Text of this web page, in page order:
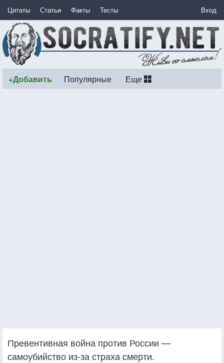
Цитаты Статьи Факты Тесты Вход
+Добавить Популярные Еще
Превентивная война против России —
самоубийство из-за страха смерти.